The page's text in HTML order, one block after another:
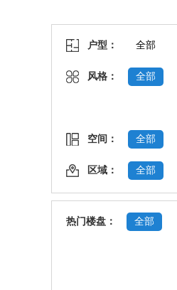
户型： 全部
风格： 全部
空间： 全部
区域： 全部
热门楼盘： 全部